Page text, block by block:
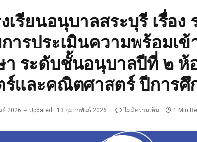
เรียนอนุบาลสระบุรี เรื่อ
ารประเมินความพร้อมเ
ระดับชั้นอนุบาลปีที่ ๒ ห้
ร์และคณิตศาสตร์ ปีการ
ธ์ 2026 Updated: 13 กุมภาพันธ์ 2026 ไม่มีความเห็น 1 Min